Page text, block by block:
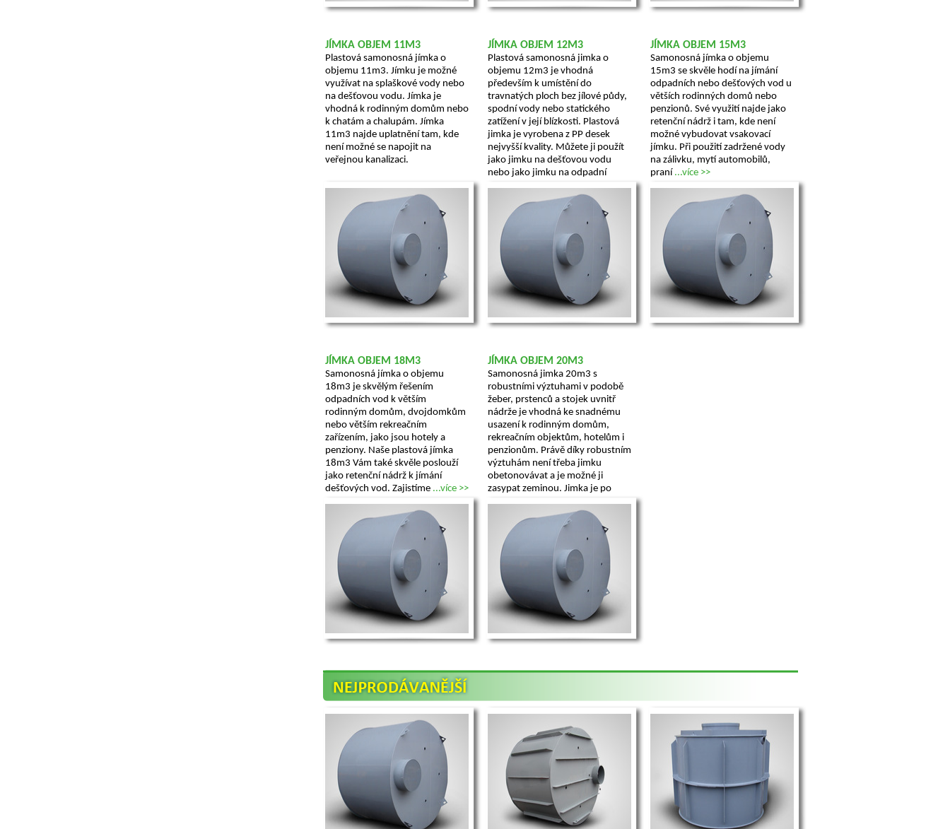
JÍMKA OBJEM 11M3
Plastová samonosná jímka o
objemu 11m3. Jímku je možné
využívat na splaškové vody nebo
na dešťovou vodu. Jímka je
vhodná k rodinným domům nebo
k chatám a chalupám. Jímka
11m3 najde uplatnění tam, kde
není možné se napojit na
veřejnou kanalizaci.
JÍMKA OBJEM 12M3
Plastová samonosná jimka o
objemu 12m3 je vhodná
především k umístění do
travnatých ploch bez jílové půdy,
spodní vody nebo statického
zatížení v její blízkosti. Plastová
jimka je vyrobena z PP desek
nejvyšší kvality. Můžete ji použít
jako jimku na dešťovou vodu
nebo jako jimku na odpadní
JÍMKA OBJEM 15M3
Samonosná jímka o objemu
15m3 se skvěle hodí na jímání
odpadních nebo dešťových vod u
větších rodinných domů nebo
penzionů. Své využití najde jako
retenční nádrž i tam, kde není
možné vybudovat vsakovací
jímku. Při použití zadržené vody
na zálivku, mytí automobilů,
praní ...více >>
JÍMKA OBJEM 18M3
Samonosná jímka o objemu
18m3 je skvělým řešením
odpadních vod k větším
rodinným domům, dvojdomkům
nebo větším rekreačním
zařízením, jako jsou hotely a
penziony. Naše plastová jímka
18m3 Vám také skvěle poslouží
jako retenční nádrž k jímání
dešťových vod. Zajistíme ...více >>
JÍMKA OBJEM 20M3
Samonosná jimka 20m3 s
robustními výztuhami v podobě
žeber, prstenců a stojek uvnitř
nádrže je vhodná ke snadnému
usazení k rodinným domům,
rekreačním objektům, hotelům i
penzionům. Právě díky robustním
výztuhám není třeba jimku
obetonovávat a je možné ji
zasypat zeminou. Jimka je po